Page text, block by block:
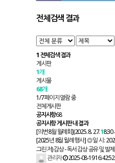
전체검색 결과
1전체검색 결과
게시판
1개
게시물
68개
1/7 페이지 열람 중
전체게시판
공지사항68
공지사항 게시판 내 결과
[의변 8월 월례회](2025. 8. 27.18:30
[2025년 8월 월례 행사] ◎ 일 시 :
그린 저) 감상 - 독서 감상 공유 및 발
관리자
2025-08-19 16:42:52